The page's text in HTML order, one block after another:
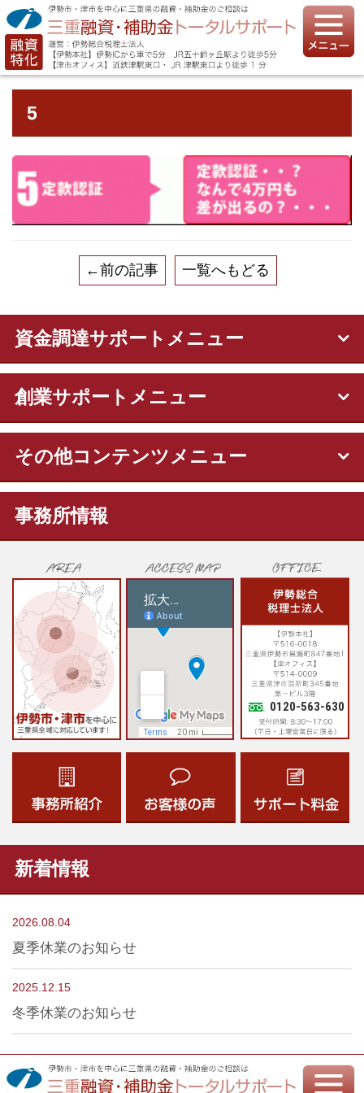
5
←前の記事 一覧へもどる
資金調達サポートメニュー
創業サポートメニュー
その他コンテンツメニュー
事務所情報
0120-563-630
新着情報
2026.08.04
夏季休業のお知らせ
2025.12.15
冬季休業のお知らせ